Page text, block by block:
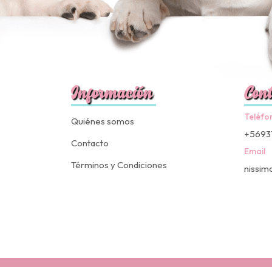
Información
Quiénes somos
Contacto
Términos y Condiciones
Email